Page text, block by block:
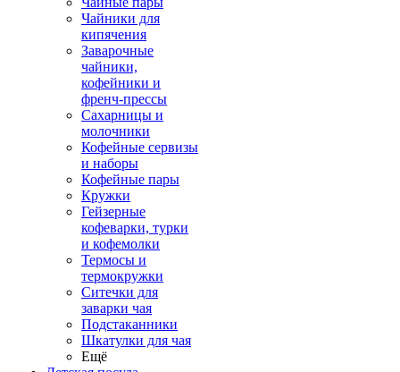
Чайники для
кипячения
Заварочные
чайники,
кофейники и
френч-прессы
Сахарницы и
молочники
Кофейные сервизы
и наборы
Кофейные пары
Кружки
Гейзерные
кофеварки, турки
и кофемолки
Термосы и
термокружки
Ситечки для
заварки чая
Подстаканники
Шкатулки для чая
Ещё